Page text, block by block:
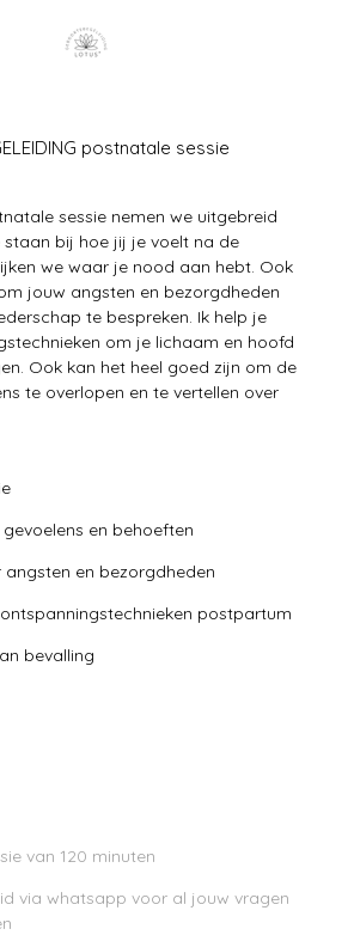
postnatale sessie
sessie nemen we uitgebreid
bij hoe jij je voelt na de
we waar je nood aan hebt. Ook
jouw angsten en bezorgdheden
te bespreken. Ik help je
om je lichaam en hoofd
Ook kan het heel goed zijn om de
te overlopen en te vertellen over
en behoeften
en bezorgdheden
postpartum
bevalling
van 120 minuten
via whatsapp voor al jouw vragen